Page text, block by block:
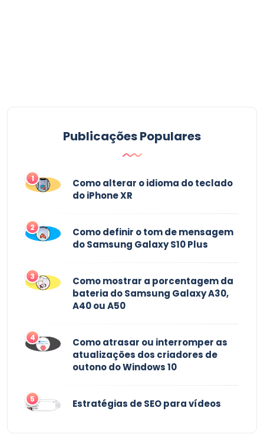
Publicações Populares
1
Como alterar o idioma do teclado
do iPhone XR
2
Como definir o tom de mensagem
do Samsung Galaxy S10 Plus
3
Como mostrar a porcentagem da
bateria do Samsung Galaxy A30,
A40 ou A50
4
Como atrasar ou interromper as
atualizações dos criadores de
outono do Windows 10
5 Estratégias de SEO para vídeos